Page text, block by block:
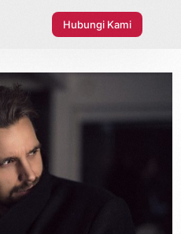
Hubungi Kami